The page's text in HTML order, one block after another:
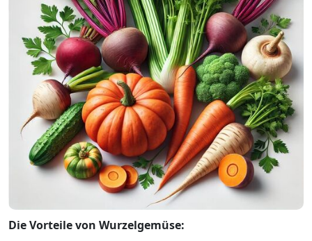
Die Vorteile von Wurzelgemüse: